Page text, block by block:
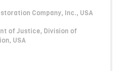
Company, Inc., USA
of Justice, Division of
USA